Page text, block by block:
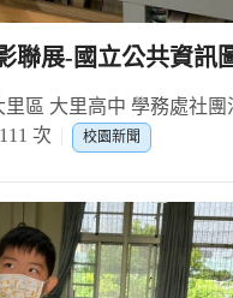
聯展-國立公共資訊
里區 大里高中 學務處社團
次 校園新聞